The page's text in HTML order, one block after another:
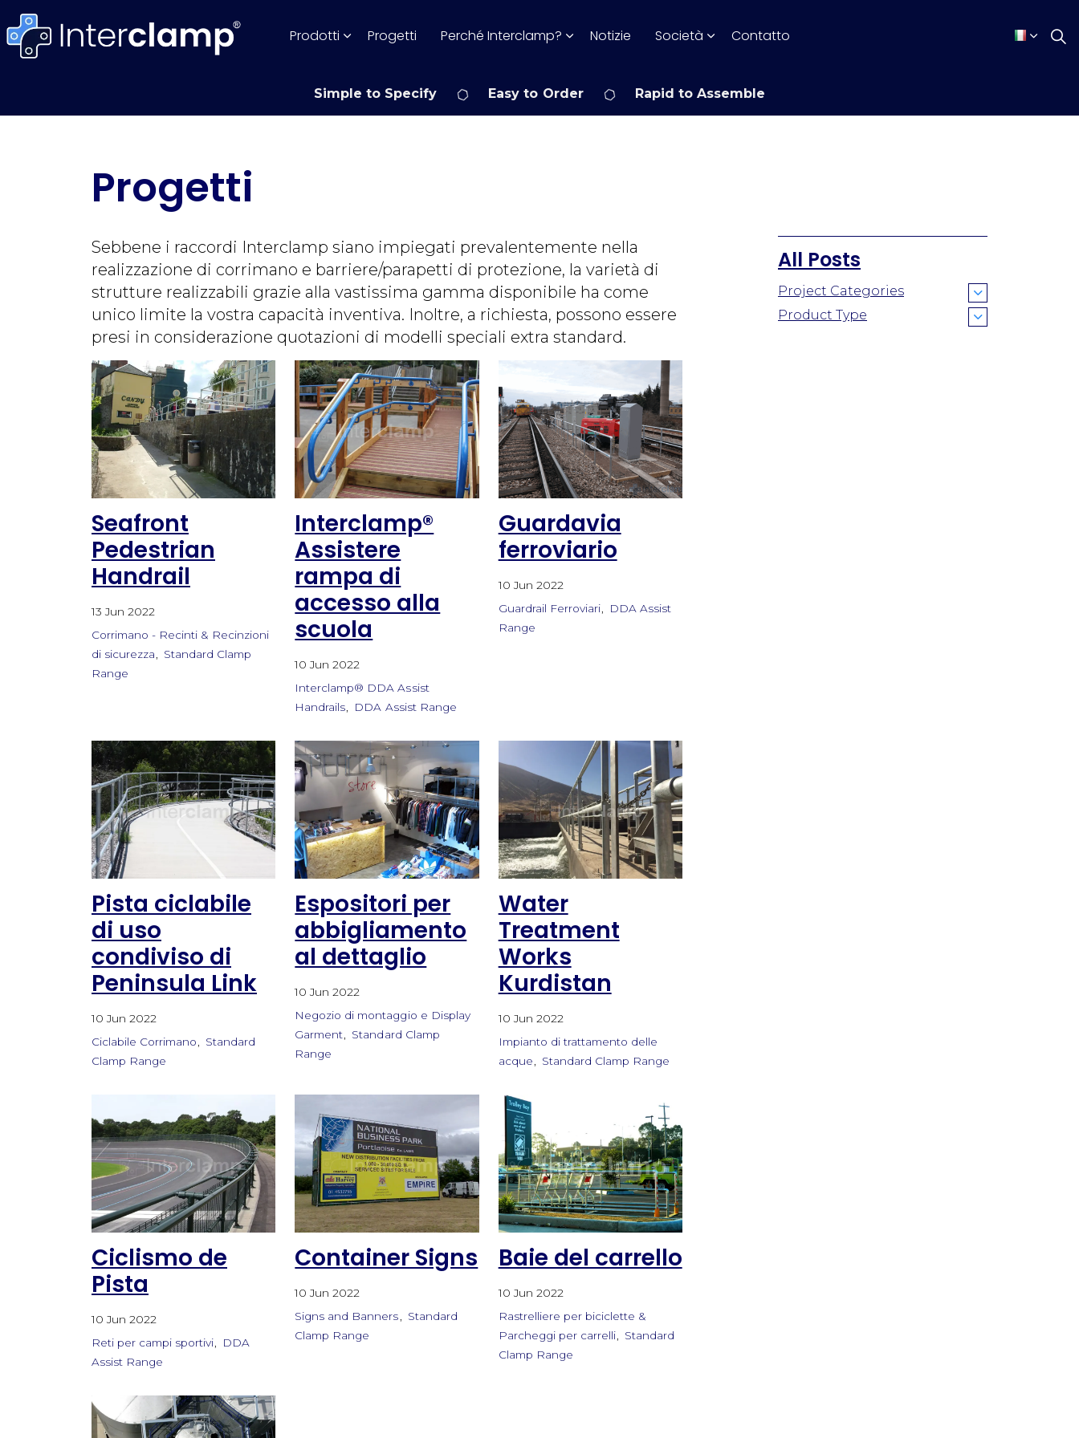
Prodotti Progetti Perché Interclamp? Notizie Società Contatto
Simple to Specify Easy to Order Rapid to Assemble
Progetti
Sebbene i raccordi Interclamp siano impiegati prevalentemente nella
realizzazione di corrimano e barriere/parapetti di protezione, la varietà di
strutture realizzabili grazie alla vastissima gamma disponibile ha come
unico limite la vostra capacità inventiva. Inoltre, a richiesta, possono essere
presi in considerazione quotazioni di modelli speciali extra standard.
Seafront
Pedestrian
Handrail
13 Jun 2022
Corrimano - Recinti & Recinzioni
di sicurezza
Standard Clamp
Range
Interclamp®
Assistere
rampa di
accesso alla
scuola
10 Jun 2022
Interclamp® DDA Assist
Handrails
DDA Assist Range
Guardavia
ferroviario
10 Jun 2022
Guardrail Ferroviari
DDA Assist
Range
Pista ciclabile
di uso
condiviso di
Peninsula Link
10 Jun 2022
Ciclabile Corrimano
Standard
Clamp Range
Espositori per
abbigliamento
al dettaglio
10 Jun 2022
Negozio di montaggio e Display
Garment
Standard Clamp
Range
Water
Treatment
Works
Kurdistan
10 Jun 2022
Impianto di trattamento delle
acque
Standard Clamp Range
Ciclismo de
Pista
10 Jun 2022
Reti per campi sportivi
DDA
Assist Range
Container Signs
10 Jun 2022
Signs and Banners
Standard
Clamp Range
Baie del carrello
10 Jun 2022
Rastrelliere per biciclette &
Parcheggi per carrelli
Standard
Clamp Range
All Posts
Project Categories
Product Type